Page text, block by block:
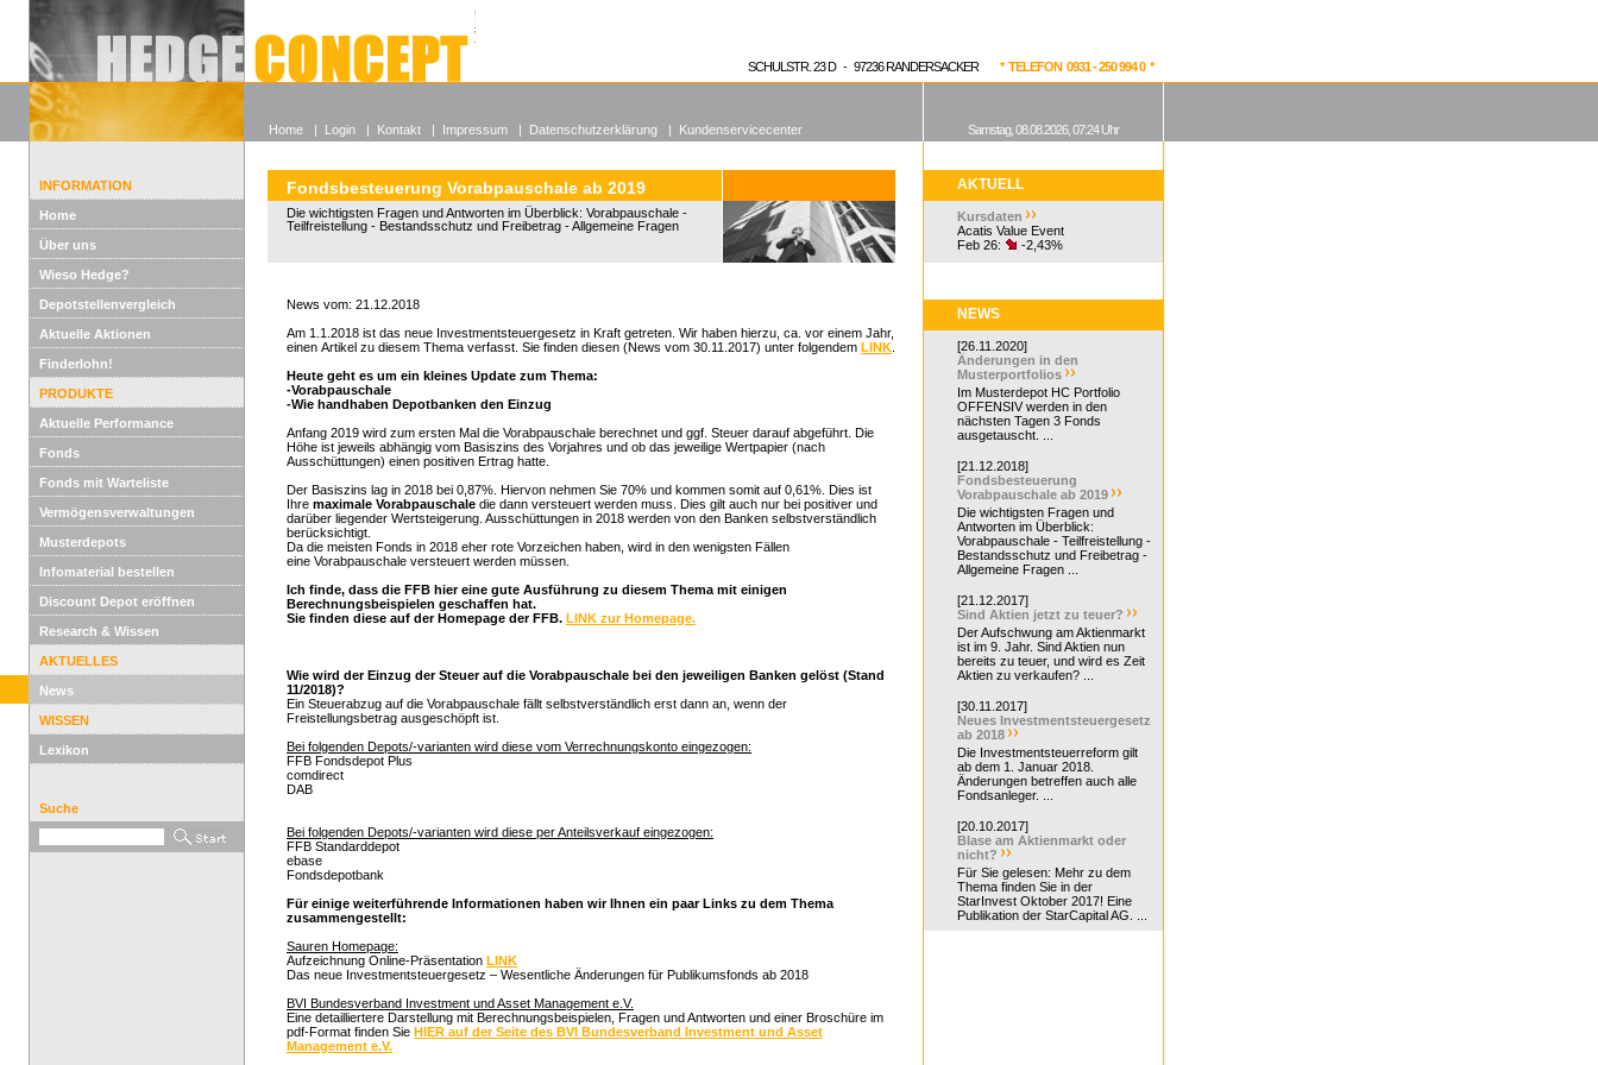
Alle offenen Fonds
Wieso Hedgefonds?
SCHULSTR. 23 D - 97236 RANDERSACKER * TELEFON 0931 - 250 994 0 *
INFORMATION
Home
Über uns
Wieso Hedge?
Depotstellenvergleich
Aktuelle Aktionen
Finderlohn!
PRODUKTE
Aktuelle Performance
Fonds
Fonds mit Warteliste
Vermögensverwaltungen
Musterdepots
Infomaterial bestellen
Discount Depot eröffnen
Research & Wissen
AKTUELLES
News
WISSEN
Lexikon
Suche
Fondsbesteuerung Vorabpauschale ab 2019
Die wichtigsten Fragen und Antworten im Überblick: Vorabpauschale -
Teilfreistellung - Bestandsschutz und Freibetrag - Allgemeine Fragen
News vom: 21.12.2018
Am 1.1.2018 ist das neue Investmentsteuergesetz in Kraft getreten. Wir haben hierzu, ca. vor einem Jahr,
einen Artikel zu diesem Thema verfasst. Sie finden diesen (News vom 30.11.2017) unter folgendem LINK
Heute geht es um ein kleines Update zum Thema:
-Vorabpauschale
-Wie handhaben Depotbanken den Einzug
Anfang 2019 wird zum ersten Mal die Vorabpauschale berechnet und ggf. Steuer darauf abgeführt. Die
Höhe ist jeweils abhängig vom Basiszins des Vorjahres und ob das jeweilige Wertpapier (nach
Ausschüttungen) einen positiven Ertrag hatte.
Der Basiszins lag in 2018 bei 0,87%. Hiervon nehmen Sie 70% und kommen somit auf 0,61%. Dies ist
Ihre maximale Vorabpauschale die dann versteuert werden muss. Dies gilt auch nur bei positiver und
darüber liegender Wertsteigerung. Ausschüttungen in 2018 werden von den Banken selbstverständlich
berücksichtigt.
Da die meisten Fonds in 2018 eher rote Vorzeichen haben, wird in den wenigsten Fällen
eine Vorabpauschale versteuert werden müssen.
Ich finde, dass die FFB hier eine gute Ausführung zu diesem Thema mit einigen
Berechnungsbeispielen geschaffen hat.
Sie finden diese auf der Homepage der FFB. LINK zur Homepage.
Wie wird der Einzug der Steuer auf die Vorabpauschale bei den jeweiligen Banken gelöst (Stand
11/2018)?
Ein Steuerabzug auf die Vorabpauschale fällt selbstverständlich erst dann an, wenn der
Freistellungsbetrag ausgeschöpft ist.
Bei folgenden Depots/-varianten wird diese vom Verrechnungskonto eingezogen:
FFB Fondsdepot Plus
comdirect
DAB
Bei folgenden Depots/-varianten wird diese per Anteilsverkauf eingezogen:
FFB Standarddepot
ebase
Fondsdepotbank
Für einige weiterführende Informationen haben wir Ihnen ein paar Links zu dem Thema
zusammengestellt:
Sauren Homepage:
Aufzeichnung Online-Präsentation LINK
Das neue Investmentsteuergesetz – Wesentliche Änderungen für Publikumsfonds ab 2018
BVI Bundesverband Investment und Asset Management e.V.
Eine detailliertere Darstellung mit Berechnungsbeispielen, Fragen und Antworten und einer Broschüre im
pdf-Format finden Sie HIER auf der Seite des BVI Bundesverband Investment und Asset
Management e.V.
AKTUELL
Kursdaten
Acatis Value Event
Feb 26:
-2,43%
NEWS
[26.11.2020]
Änderungen in den
Musterportfolios
Im Musterdepot HC Portfolio
OFFENSIV werden in den
nächsten Tagen 3 Fonds
ausgetauscht. ...
[21.12.2018]
Fondsbesteuerung
Vorabpauschale ab 2019
Die wichtigsten Fragen und
Antworten im Überblick:
Vorabpauschale - Teilfreistellung -
Bestandsschutz und Freibetrag -
Allgemeine Fragen ...
[21.12.2017]
Sind Aktien jetzt zu teuer?
Der Aufschwung am Aktienmarkt
ist im 9. Jahr. Sind Aktien nun
bereits zu teuer, und wird es Zeit
Aktien zu verkaufen? ...
[30.11.2017]
Neues Investmentsteuergesetz
ab 2018
Die Investmentsteuerreform gilt
ab dem 1. Januar 2018.
Änderungen betreffen auch alle
Fondsanleger. ...
[20.10.2017]
Blase am Aktienmarkt oder
nicht?
Für Sie gelesen: Mehr zu dem
Thema finden Sie in der
StarInvest Oktober 2017! Eine
Publikation der StarCapital AG. ...
Home | Login | Kontakt | Impressum | Datenschutzerklärung | Kundenservicecenter Samstag, 08.08.2026, 07:24 Uhr